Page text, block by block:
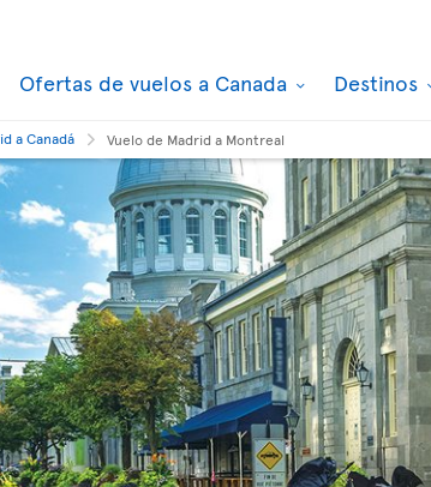
Ofertas de vuelos a Canada Destinos
a Canadá Vuelo de Madrid a Montreal